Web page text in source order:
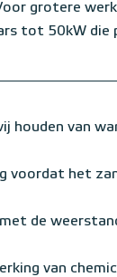
grotere
tot 50kW die
houden van
voordat het
de
van